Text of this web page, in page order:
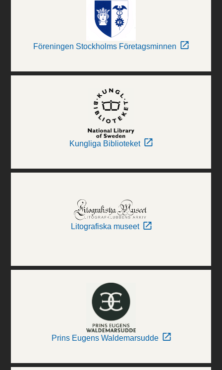
Föreningen Stockholms Företagsminnen
Kungliga Biblioteket
Litografiska museet
Prins Eugens Waldemarsudde